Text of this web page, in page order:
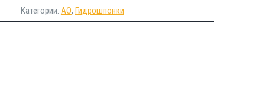
Категории: АО, Гидрошпонки